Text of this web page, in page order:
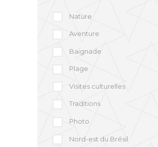
Nature
Aventure
Baignade
Plage
Visites culturelles
Traditions
Photo
Nord-est du Brésil